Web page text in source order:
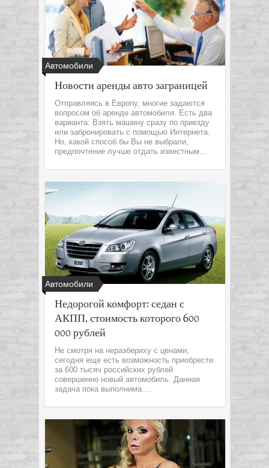
Автомобили
Новости аренды авто заграницей
Отправляясь в Европу, многие задаются
вопросом об аренде автомобиля. Есть два
варианта: Взять машину сразу по приезду
или забронировать с помощью Интернета.
Но, какой способ бы Вы не выбрали,
предпочтение лучше отдать известным...
Автомобили
Недорогой комфорт: седан с
АКПП, стоимость которого 600
000 рублей
Не смотря на неразбериху с ценами,
сегодня еще есть возможность приобрести
за 600 тысяч российских рублей
совершенно новый автомобиль. Данная
задача пока выполнима....